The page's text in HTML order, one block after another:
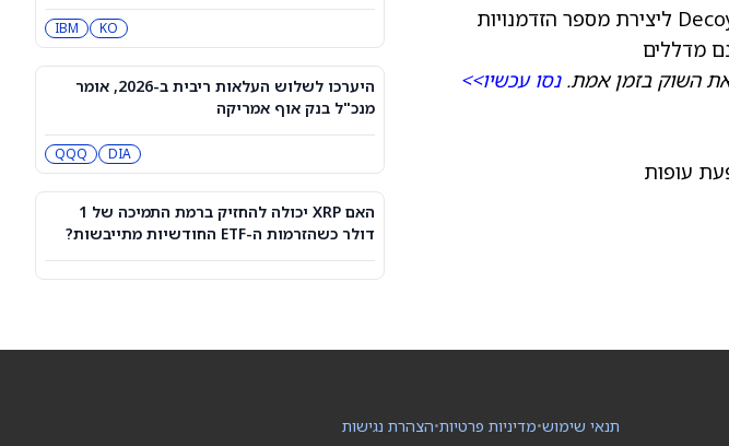
Starship
SPCX
Rocket Lab Usa תדווח על תוצאות
הרבעון השני ב-10 באוגוסט — הנה מי
מחזיק במניית החלל הזו
"זה אבסורדי", אומר משקיע בכיר על
SPCX
מניית ראלף לורן (RL) עולה כשמותגי
פרימיום ממשיכים להימכר
אנליסט בכיר של סיטיגרופ העלה את
KO
IBM
היערכו לשלוש העלאות ריבית ב-2026, אומר
מנכ"ל בנק אוף אמריקה
DIA
QQQ
האם XRP יכולה להחזיק ברמת התמיכה של 1
דולר כשהזרמות ה-ETF החודשיות מתייבשות?
משקיעים. לדברי החברה, גישה ממוקדת-ביצוע זו ממקמת את Decoy Therapeutics ליצירת מספר הזדמנויות
מדללים
את השוק בזמן אמת.נסו עכשיו>>
הצהרת נגישות•מדיניות פרטיות•תנאי שימוש